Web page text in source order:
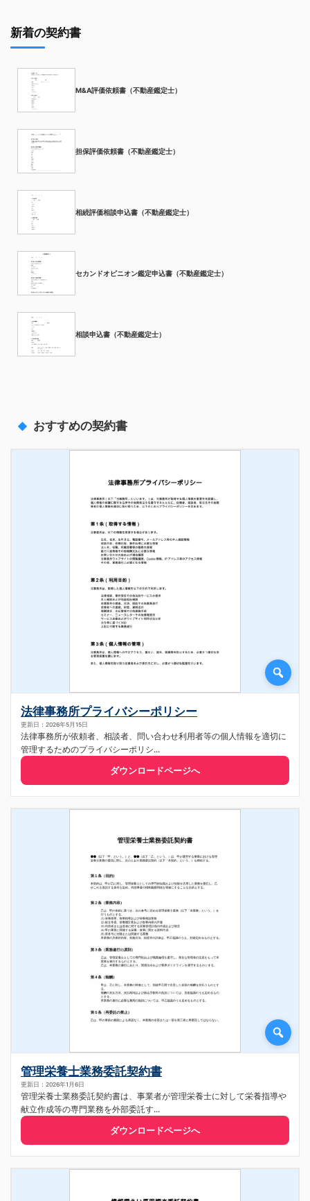
新着の契約書
M&A評価依頼書（不動産鑑定士）
担保評価依頼書（不動産鑑定士）
相続評価相談申込書（不動産鑑定士）
セカンドオピニオン鑑定申込書（不動産鑑定士）
相談申込書（不動産鑑定士）
おすすめの契約書
法律事務所プライバシーポリシー
更新日：2026年5月15日
法律事務所が依頼者、相談者、問い合わせ利用者等の個人情報を適切に
管理するためのプライバシーポリシ...
ダウンロードページへ
管理栄養士業務委託契約書
更新日：2026年1月6日
管理栄養士業務委託契約書は、事業者が管理栄養士に対して栄養指導や
献立作成等の専門業務を外部委託す...
ダウンロードページへ